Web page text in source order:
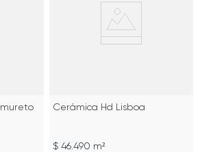
Cerámica Hd Lisboa
$ 46.490 m²